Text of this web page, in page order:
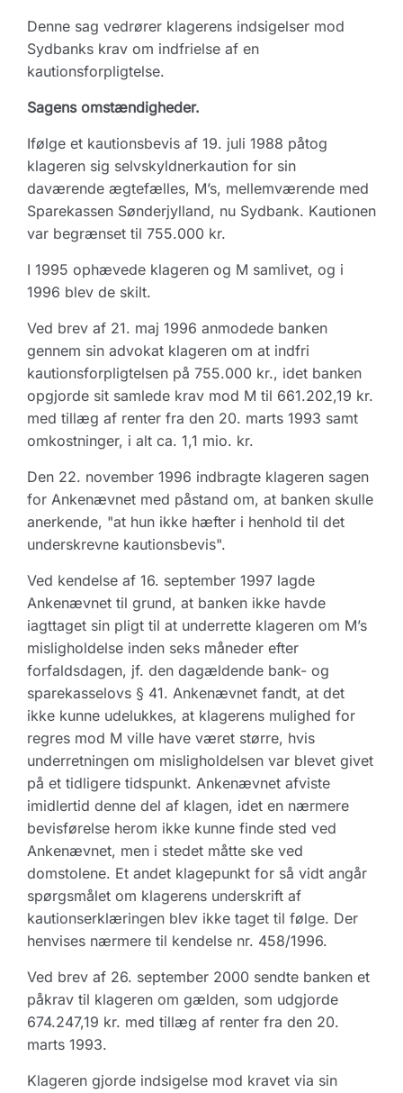
Denne sag vedrører klagerens indsigelser mod
Sydbanks krav om indfrielse af en
kautionsforpligtelse.
Sagens omstændigheder.
Ifølge et kautionsbevis af 19. juli 1988 påtog
klageren sig selvskyldnerkaution for sin
daværende ægtefælles, M’s, mellemværende med
Sparekassen Sønderjylland, nu Sydbank. Kautionen
var begrænset til 755.000 kr.
I 1995 ophævede klageren og M samlivet, og i
1996 blev de skilt.
Ved brev af 21. maj 1996 anmodede banken
gennem sin advokat klageren om at indfri
kautionsforpligtelsen på 755.000 kr., idet banken
opgjorde sit samlede krav mod M til 661.202,19 kr.
med tillæg af renter fra den 20. marts 1993 samt
omkostninger, i alt ca. 1,1 mio. kr.
Den 22. november 1996 indbragte klageren sagen
for Ankenævnet med påstand om, at banken skulle
anerkende, "at hun ikke hæfter i henhold til det
underskrevne kautionsbevis".
Ved kendelse af 16. september 1997 lagde
Ankenævnet til grund, at banken ikke havde
iagttaget sin pligt til at underrette klageren om M’s
misligholdelse inden seks måneder efter
forfaldsdagen, jf. den dagældende bank- og
sparekasselovs § 41. Ankenævnet fandt, at det
ikke kunne udelukkes, at klagerens mulighed for
regres mod M ville have været større, hvis
underretningen om misligholdelsen var blevet givet
på et tidligere tidspunkt. Ankenævnet afviste
imidlertid denne del af klagen, idet en nærmere
bevisførelse herom ikke kunne finde sted ved
Ankenævnet, men i stedet måtte ske ved
domstolene. Et andet klagepunkt for så vidt angår
spørgsmålet om klagerens underskrift af
kautionserklæringen blev ikke taget til følge. Der
henvises nærmere til kendelse nr. 458/1996.
Ved brev af 26. september 2000 sendte banken et
påkrav til klageren om gælden, som udgjorde
674.247,19 kr. med tillæg af renter fra den 20.
marts 1993.
Klageren gjorde indsigelse mod kravet via sin